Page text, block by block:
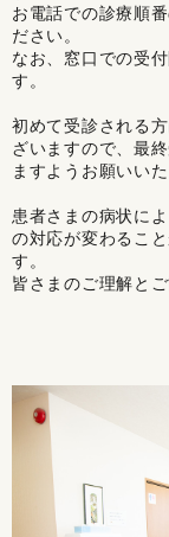
お電話での診療順
ださい。
なお、窓口での受
す。
初めて受診される
ざいますので、最
ますようお願いいた
患者さまの病状に
の対応が変わるこ
す。
皆さまのご理解と